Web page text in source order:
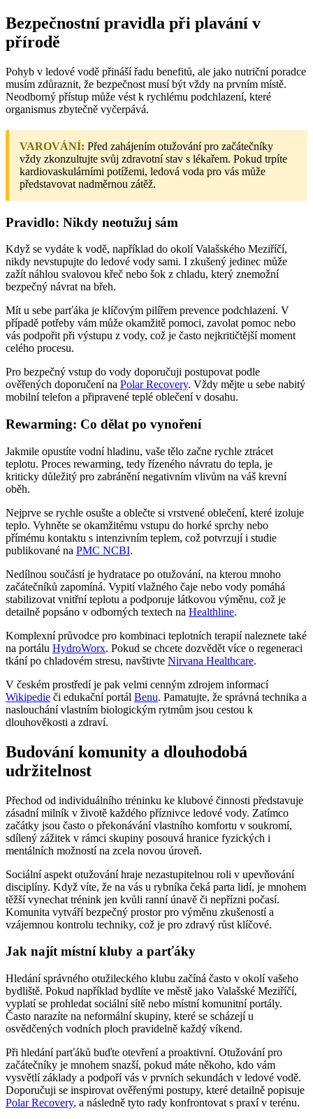
Bezpečnostní pravidla při plavání v
přírodě
Pohyb v ledové vodě přináší řadu benefitů, ale jako nutriční poradce
musím zdůraznit, že bezpečnost musí být vždy na prvním místě.
Neodborný přístup může vést k rychlému podchlazení, které
organismus zbytečně vyčerpává.
VAROVÁNÍ: Před zahájením otužování pro začátečníky
vždy zkonzultujte svůj zdravotní stav s lékařem. Pokud trpíte
kardiovaskulárními potížemi, ledová voda pro vás může
představovat nadměrnou zátěž.
Pravidlo: Nikdy neotužuj sám
Když se vydáte k vodě, například do okolí Valašského Meziříčí,
nikdy nevstupujte do ledové vody sami. I zkušený jedinec může
zažít náhlou svalovou křeč nebo šok z chladu, který znemožní
bezpečný návrat na břeh.
Mít u sebe parťáka je klíčovým pilířem prevence podchlazení. V
případě potřeby vám může okamžitě pomoci, zavolat pomoc nebo
vás podpořit při výstupu z vody, což je často nejkritičtější moment
celého procesu.
Pro bezpečný vstup do vody doporučuji postupovat podle
ověřených doporučení na Polar Recovery. Vždy mějte u sebe nabitý
mobilní telefon a připravené teplé oblečení v dosahu.
Rewarming: Co dělat po vynoření
Jakmile opustíte vodní hladinu, vaše tělo začne rychle ztrácet
teplotu. Proces rewarming, tedy řízeného návratu do tepla, je
kriticky důležitý pro zabránění negativním vlivům na váš krevní
oběh.
Nejprve se rychle osušte a oblečte si vrstvené oblečení, které izoluje
teplo. Vyhněte se okamžitému vstupu do horké sprchy nebo
přímému kontaktu s intenzivním teplem, což potvrzují i studie
publikované na PMC NCBI.
Nedílnou součástí je hydratace po otužování, na kterou mnoho
začátečníků zapomíná. Vypití vlažného čaje nebo vody pomáhá
stabilizovat vnitřní teplotu a podporuje látkovou výměnu, což je
detailně popsáno v odborných textech na Healthline.
Komplexní průvodce pro kombinaci teplotních terapií naleznete také
na portálu HydroWorx. Pokud se chcete dozvědět více o regeneraci
tkání po chladovém stresu, navštivte Nirvana Healthcare.
V českém prostředí je pak velmi cenným zdrojem informací
Wikipedie či edukační portál Benu. Pamatujte, že správná technika a
naslouchání vlastním biologickým rytmům jsou cestou k
dlouhověkosti a zdraví.
Budování komunity a dlouhodobá
udržitelnost
Přechod od individuálního tréninku ke klubové činnosti představuje
zásadní milník v životě každého příznivce ledové vody. Zatímco
začátky jsou často o překonávání vlastního komfortu v soukromí,
sdílený zážitek v rámci skupiny posouvá hranice fyzických i
mentálních možností na zcela novou úroveň.
Sociální aspekt otužování hraje nezastupitelnou roli v upevňování
disciplíny. Když víte, že na vás u rybníka čeká parta lidí, je mnohem
těžší vynechat trénink jen kvůli ranní únavě či nepřízni počasí.
Komunita vytváří bezpečný prostor pro výměnu zkušeností a
vzájemnou kontrolu techniky, což je pro zdravý růst klíčové.
Jak najít místní kluby a parťáky
Hledání správného otužileckého klubu začíná často v okolí vašeho
bydliště. Pokud například bydlíte ve městě jako Valašské Meziříčí,
vyplatí se prohledat sociální sítě nebo místní komunitní portály.
Často narazíte na neformální skupiny, které se scházejí u
osvědčených vodních ploch pravidelně každý víkend.
Při hledání parťáků buďte otevření a proaktivní. Otužování pro
začátečníky je mnohem snazší, pokud máte někoho, kdo vám
vysvětlí základy a podpoří vás v prvních sekundách v ledové vodě.
Doporučuji se inspirovat ověřenými postupy, které detailně popisuje
Polar Recovery, a následně tyto rady konfrontovat s praxí v terénu.